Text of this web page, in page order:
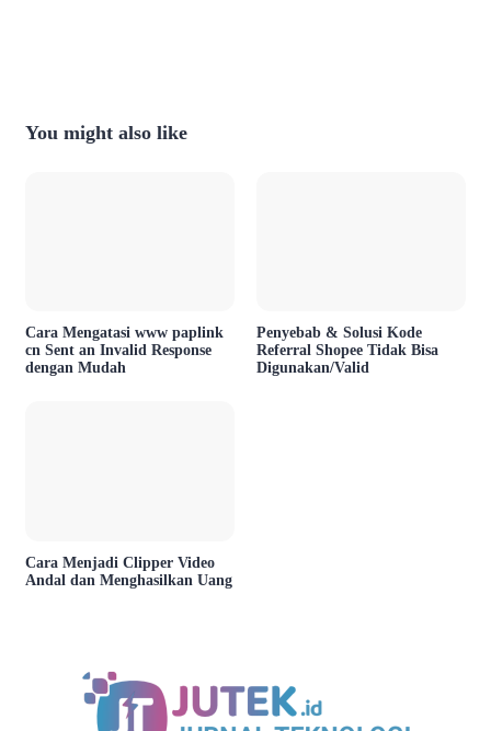
You might also like
Cara Mengatasi www paplink
cn Sent an Invalid Response
dengan Mudah
Penyebab & Solusi Kode
Referral Shopee Tidak Bisa
Digunakan/Valid
Cara Menjadi Clipper Video
Andal dan Menghasilkan Uang